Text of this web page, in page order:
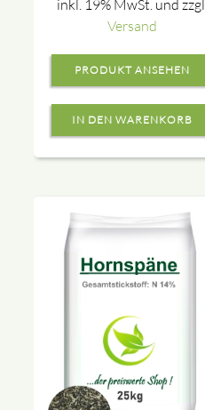
inkl. 19% MwSt. und zzgl.
Versand
PRODUKT ANSEHEN